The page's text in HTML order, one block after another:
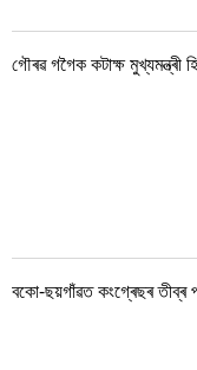
গৌৰৱ গগৈক কটাক্ষ মুখ্যমন্ত্ৰী
বকো-ছয়গাঁৱত কংগ্ৰেছৰ তীব্ৰ